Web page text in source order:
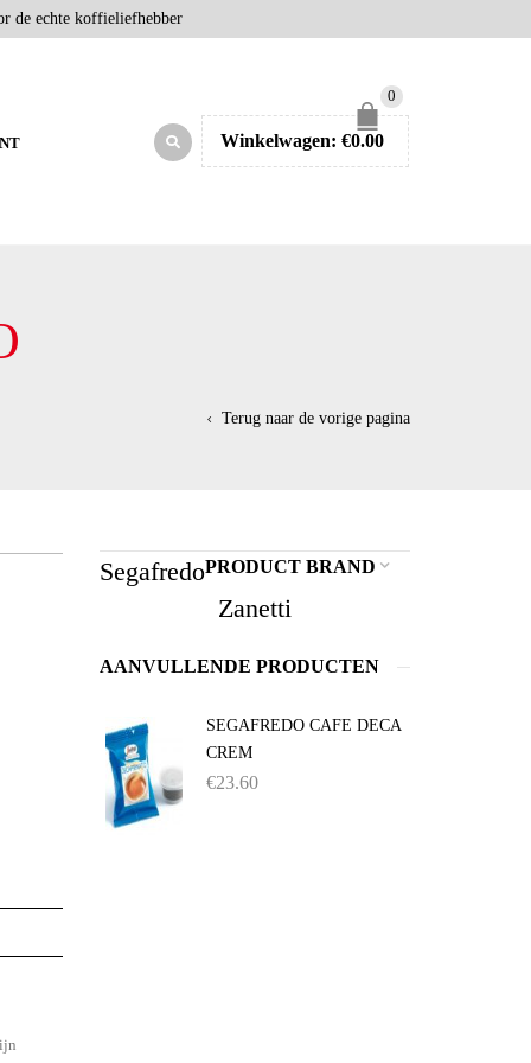
de echte koffieliefhebber
0
Winkelwagen: €0.00
Terug naar de vorige pagina
PRODUCT BRAND
Segafredo
Zanetti
AANVULLENDE PRODUCTEN
SEGAFREDO CAFE DECA
CREM
€23.60